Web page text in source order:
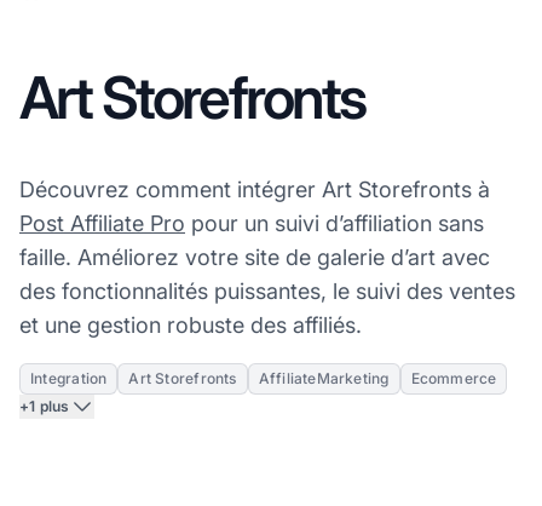
Art Storefronts
Découvrez comment intégrer Art Storefronts à
Post Affiliate Pro pour un suivi d’affiliation sans
faille. Améliorez votre site de galerie d’art avec
des fonctionnalités puissantes, le suivi des ventes
et une gestion robuste des affiliés.
Integration Art Storefronts AffiliateMarketing
Ecommerce
+1 plus